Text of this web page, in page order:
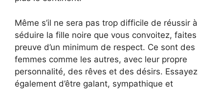
Même s’il ne sera pas trop difficile de réussir à
séduire la fille noire que vous convoitez, faites
preuve d’un minimum de respect. Ce sont des
femmes comme les autres, avec leur propre
personnalité, des rêves et des désirs. Essayez
également d’être galant, sympathique et